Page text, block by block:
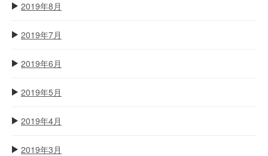
2019年8月
2019年7月
2019年6月
2019年5月
2019年4月
2019年3月